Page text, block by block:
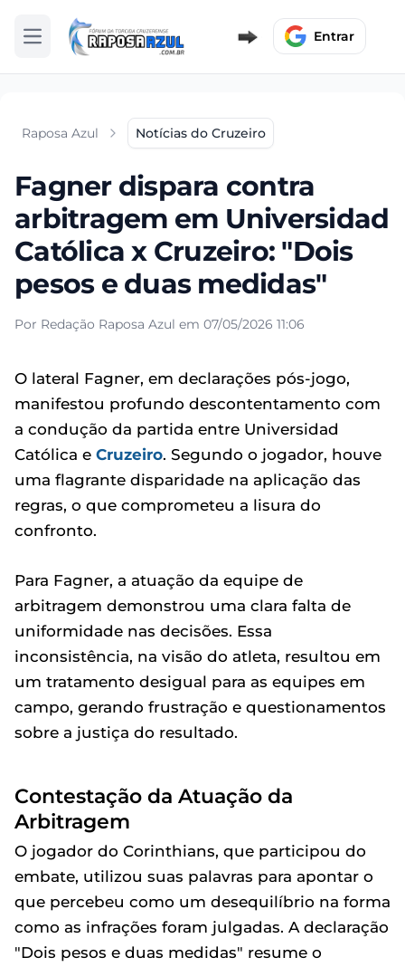
Abrir menu Entrar
Raposa Azul Notícias do Cruzeiro
Fagner dispara contra
arbitragem em Universidad
Católica x Cruzeiro: "Dois
pesos e duas medidas"
Por Redação Raposa Azul em 07/05/2026 11:06
O lateral Fagner, em declarações pós-jogo,
manifestou profundo descontentamento com
a condução da partida entre Universidad
Católica e Cruzeiro. Segundo o jogador, houve
uma flagrante disparidade na aplicação das
regras, o que comprometeu a lisura do
confronto.
Para Fagner, a atuação da equipe de
arbitragem demonstrou uma clara falta de
uniformidade nas decisões. Essa
inconsistência, na visão do atleta, resultou em
um tratamento desigual para as equipes em
campo, gerando frustração e questionamentos
sobre a justiça do resultado.
Contestação da Atuação da
Arbitragem
O jogador do Corinthians, que participou do
embate, utilizou suas palavras para apontar o
que percebeu como um desequilíbrio na forma
como as infrações foram julgadas. A declaração
"Dois pesos e duas medidas" resume o